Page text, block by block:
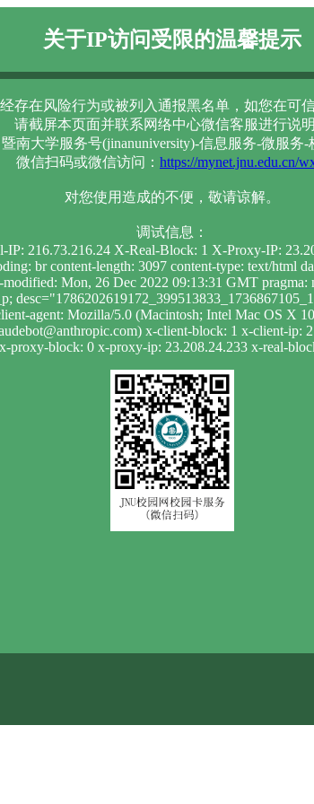
关于IP访问受限的温馨提示
存在风险行为或被列入通报黑名单，如您在可
请截屏本页面并联系网络中心微信客服进行说明
南大学服务号(jinanuniversity)-信息服务-微服务-
微信扫码或微信访问： https://mynet.jnu.edu.cn/
对您使用造成的不便，敬请谅解。
调试信息：
216.73.216.24 X-Real-Block: 1 X-Proxy-IP:
br content-length: 3097 content-type: text/html
Mon, 26 Dec 2022 09:13:31 GMT
agent: Mozilla/5.0 (Macintosh; Intel Mac OS X
x-client-block: 1 x-client-ip:
proxy-block: 0 x-proxy-ip: 23.208.24.233 x-real-